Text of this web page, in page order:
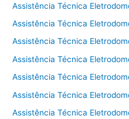
Assistência Técnica
Assistência Técnica
Assistência Técnica
Assistência Técnica
Assistência Técnica
Assistência Técnica
Assistência Técnica